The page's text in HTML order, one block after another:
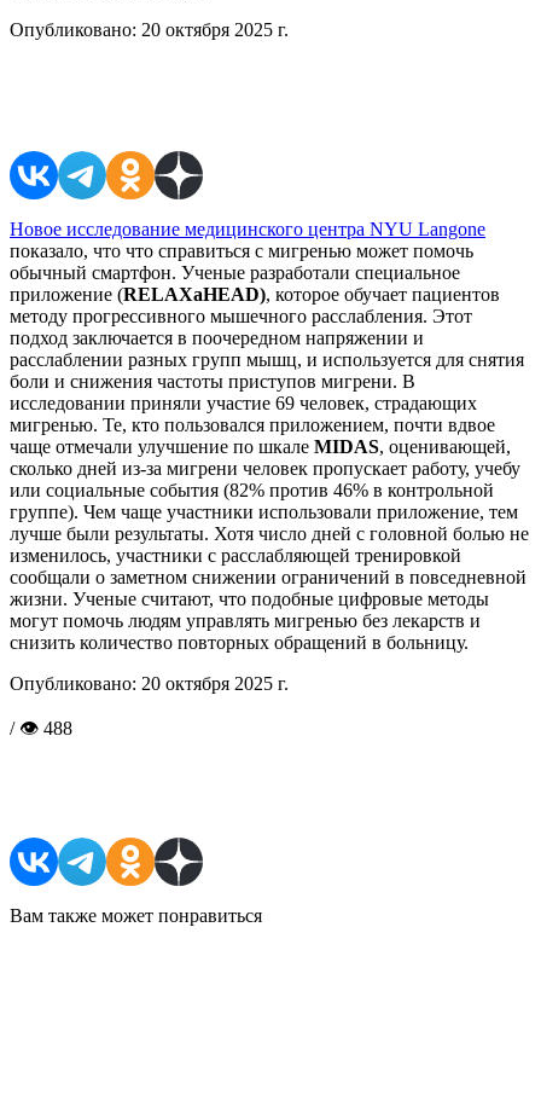
Опубликовано: 20 октября 2025 г.
Новое исследование медицинского центра NYU Langone
показало, что что справиться с мигренью может помочь
обычный смартфон. Ученые разработали специальное
приложение (RELAXaHEAD), которое обучает пациентов
методу прогрессивного мышечного расслабления. Этот
подход заключается в поочередном напряжении и
расслаблении разных групп мышц, и используется для снятия
боли и снижения частоты приступов мигрени. В
исследовании приняли участие 69 человек, страдающих
мигренью. Те, кто пользовался приложением, почти вдвое
чаще отмечали улучшение по шкале MIDAS, оценивающей,
сколько дней из-за мигрени человек пропускает работу, учебу
или социальные события (82% против 46% в контрольной
группе). Чем чаще участники использовали приложение, тем
лучше были результаты. Хотя число дней с головной болью не
изменилось, участники с расслабляющей тренировкой
сообщали о заметном снижении ограничений в повседневной
жизни. Ученые считают, что подобные цифровые методы
могут помочь людям управлять мигренью без лекарств и
снизить количество повторных обращений в больницу.
Опубликовано: 20 октября 2025 г.
/ 👁 488
Вам также может понравиться